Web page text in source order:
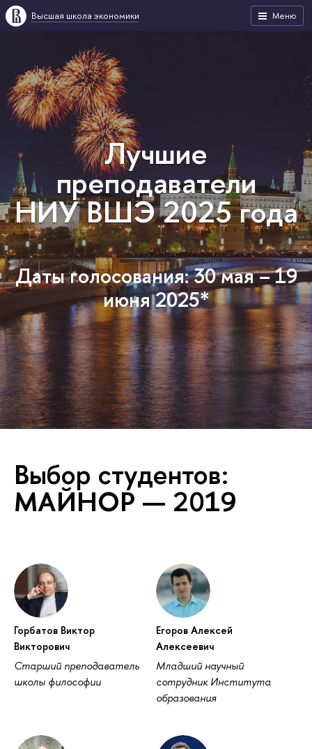
Меню
Высшая школа экономики
Лучшие
преподаватели
НИУ ВШЭ 2025 года
Даты голосования: 30 мая – 19
июня 2025*
Выбор студентов:
МАЙНОР — 2019
Горбатов Виктор
Викторович
Старший преподаватель
школы философии
Егоров Алексей
Алексеевич
Младший научный
сотрудник Института
образования